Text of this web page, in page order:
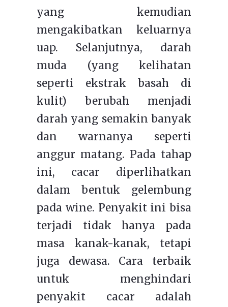
yang kemudian
mengakibatkan keluarnya
uap. Selanjutnya, darah
muda (yang kelihatan
seperti ekstrak basah di
kulit) berubah menjadi
darah yang semakin banyak
dan warnanya seperti
anggur matang. Pada tahap
ini, cacar diperlihatkan
dalam bentuk gelembung
pada wine. Penyakit ini bisa
terjadi tidak hanya pada
masa kanak-kanak, tetapi
juga dewasa. Cara terbaik
untuk menghindari
penyakit cacar adalah